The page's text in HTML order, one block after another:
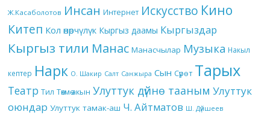
Ж.Касаболотов Инсан Интернет Искусство Кино
Китеп Кол өнөрчүлүк Кыргыз даамы Кыргыздар
Кыргыз тили Манас Манасчылар Музыка Накыл
кептер Нарк О. Шакир Салт Санжыра Сын Сүрөт Тарых
Театр Тил Төкмө акын Улуттук дүйнө тааным Улуттук
оюндар Улуттук тамак-аш Ч. Айтматов Ш. Дүйшеев